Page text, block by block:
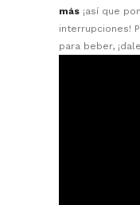
más ¡así que
interrupciones!
para beber,